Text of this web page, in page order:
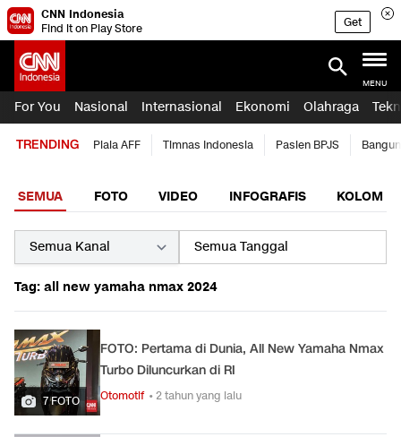
CNN Indonesia
Find it on Play Store
Get
MENU
For You Nasional Internasional Ekonomi Olahraga
TRENDING Piala AFF Timnas Indonesia Pasien BPJS
SEMUA FOTO VIDEO INFOGRAFIS KOLOM
Tag: all new yamaha nmax 2024
7 FOTO
FOTO: Pertama di Dunia, All New Yamaha Nmax
Turbo Diluncurkan di RI
Otomotif • 2 tahun yang lalu